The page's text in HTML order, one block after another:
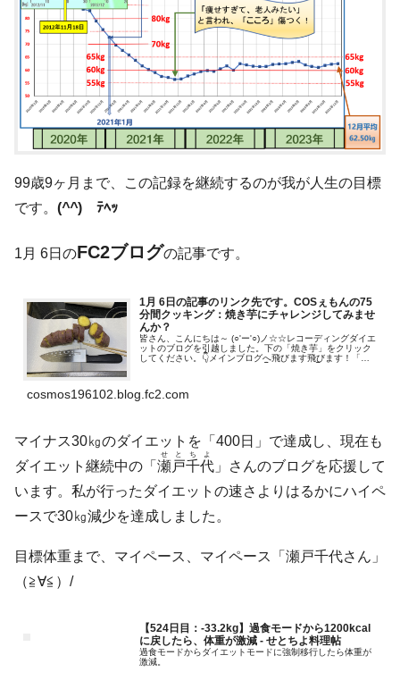
99歳9ヶ月まで、この記録を継続するのが我が人生の目標
です。 (^^)ゞﾃﾍｯ
1月 6日のFC2ブログの記事です。
1月 6日の記事のリンク先です。COSぇもんの75
分間クッキング：焼き芋にチャレンジしてみませ
んか？
皆さん、こんにちは～ (○'ー'○)ノ☆☆レコーディングダイエ
ットのブログを引越しました。下の「焼き芋」をクリック
してください。👇メインブログへ飛びます飛びます！「応
cosmos196102.blog.fc2.com
マイナス30㎏のダイエットを「400日」で達成し、現在も
ダイエット継続中の「 瀬戸千代
せとちよ
」さんのブログを応援して
います。私が行ったダイエットの速さよりはるかにハイペ
ースで30㎏減少を達成しました。
目標体重まで、マイペース、マイペース「瀬戸千代さん」
（≧∀≦）/
【524日目：-33.2kg】過食モードから1200kcal
に戻したら、体重が激減 - せとちよ料理帖
過食モードからダイエットモードに強制移行したら体重が
激減。